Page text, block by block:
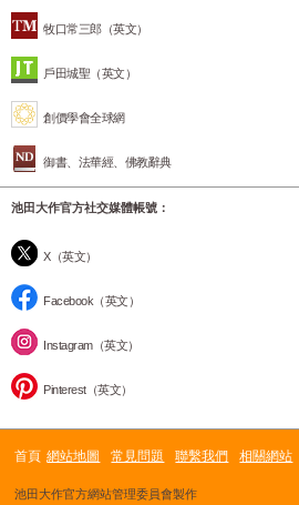
牧口常三郎（英文）
戶田城聖（英文）
創價學會全球網
御書、法華經、佛教辭典
池田大作官方社交媒體帳號：
X（英文）
Facebook（英文）
Instagram（英文）
Pinterest（英文）
首頁 網站地圖 常見問題 聯繫我們 相關網站
池田大作官方網站管理委員會製作